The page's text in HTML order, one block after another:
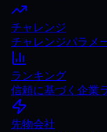
チャレンジ
チャレンジパラメ
ランキング
信頼に基づく企業
先物会社